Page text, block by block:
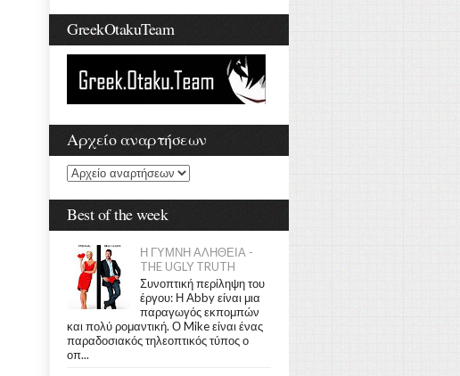
GreekOtakuTeam
Αρχείο αναρτήσεων
Best of the week
Η ΓΥΜΝΗ ΑΛΗΘΕΙΑ -
THE UGLY TRUTH
Συνοπτική περίληψη του
έργου: Η Abby είναι μια
παραγωγός εκπομπών
και πολύ ρομαντική. Ο Mike είναι ένας
παραδοσιακός τηλεοπτικός τύπος ο
οπ...